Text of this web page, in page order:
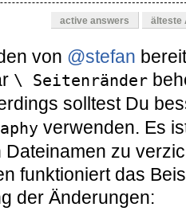
active answers älteste
von @stefan
\ Seitenränder
solltest Du
verwenden. Es
Dateinamen zu
funktioniert das
der Änderungen: